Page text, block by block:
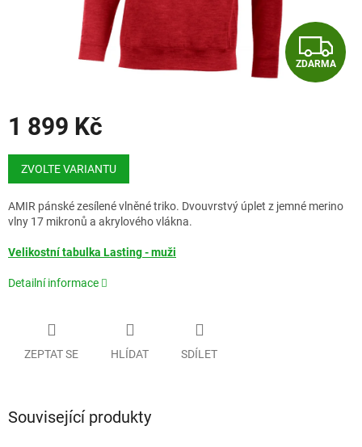
Z
D
A
ZDARMA
1 899 Kč
Měrná
cena:
ZVOLTE VARIANTU
AMIR pánské zesílené vlněné triko. Dvouvrstvý úplet z jemné merino
vlny 17 mikronů a akrylového vlákna.
Velikostní tabulka Lasting - muži
Detailní informace
ZEPTAT SE HLÍDAT SDÍLET
Související produkty